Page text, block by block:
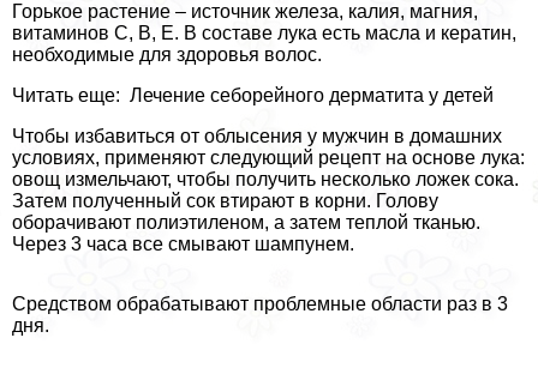
Горькое растение – источник железа, калия, магния,
витаминов С, В, Е. В составе лука есть масла и кератин,
необходимые для здоровья волос.
Читать еще: Лечение себорейного дерматита у детей
Чтобы избавиться от облысения у мужчин в домашних
условиях, применяют следующий рецепт на основе лука:
овощ измельчают, чтобы получить несколько ложек сока.
Затем полученный сок втирают в корни. Голову
оборачивают полиэтиленом, а затем теплой тканью.
Через 3 часа все смывают шампунем.
Средством обpaбатывают проблемные области раз в 3
дня.